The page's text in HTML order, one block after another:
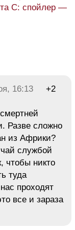
С: спойлер —
16:13 +2
Разве сложно
из Африки?
службой
чтобы никто
туда
проходят
все и зараза